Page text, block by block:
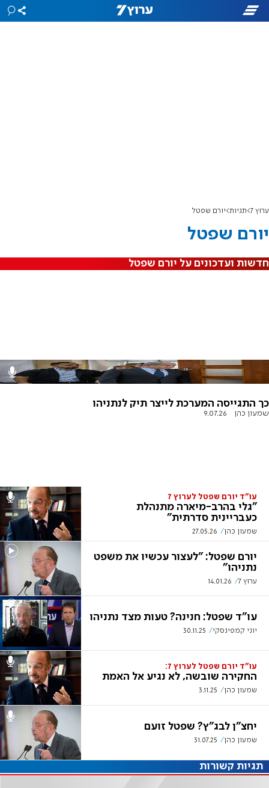
ערוץ 7 תגיות יורם שפטל
יורם שפטל
חדשות ועדכונים על יורם שפטל
כך התגייסה המערכת לייצר תיק לנתניהו
שמעון כהן 9.07.26
עו"ד יורם שפטל לערוץ 7
"גלי בהרב-מיארה מתנהלת
כעבריינית סדרתית"
שמעון כהן 27.05.26
יורם שפטל: "לעצור עכשיו את משפט
נתניהו"
ערוץ 7 14.01.26
עו"ד שפטל: חנינה? טעות מצד נתניהו
יוני קמפינסקי 30.11.25
עו"ד יורם שפטל לערוץ 7:
החקירה שובשה, לא נגיע אל האמת
שמעון כהן 3.11.25
יחצ"ן לבג"ץ? שפטל זועם
שמעון כהן 31.07.25
תגיות קשורות